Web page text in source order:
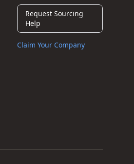
Request Sourcing
Help
Claim Your Company